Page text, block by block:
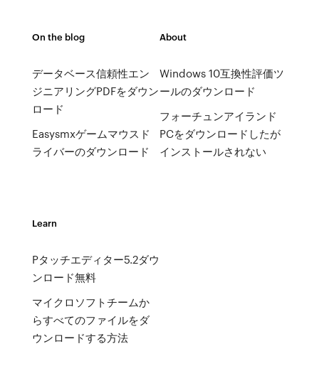
On the blog
データベース信頼性エン
ジニアリングPDFをダウン
ロード
Easysmxゲームマウスド
ライバーのダウンロード
About
Windows 10互換性評価ツ
ールのダウンロード
フォーチュンアイランド
PCをダウンロードしたが
インストールされない
Learn
Pタッチエディター5.2ダウ
ンロード無料
マイクロソフトチームか
らすべてのファイルをダ
ウンロードする方法